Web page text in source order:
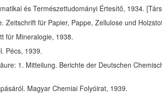
és Természettudományi Értesítő, 1934.
Zeitschrift für Papier, Pappe, Zellulose und
für Mineralogie, 1938.
Pécs, 1939.
1. Mitteilung. Berichte der Deutschen
Magyar Chemiai Folyóirat, 1939.